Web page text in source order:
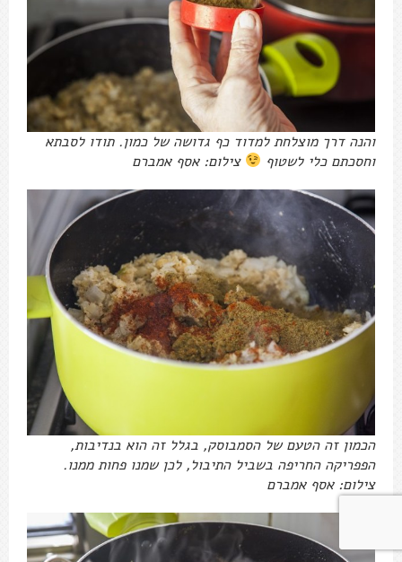
והנה דרך מוצלחת למדוד כף גדושה של כמון. תודו לסבתא
וחסכתם כלי לשטוף
צילום: אסף אמברם
הכמון זה הטעם של הסמבוסק, בגלל זה הוא בנדיבות,
הפפריקה החריפה בשביל התיבול, לכן שמנו פחות ממנו.
צילום: אסף אמברם